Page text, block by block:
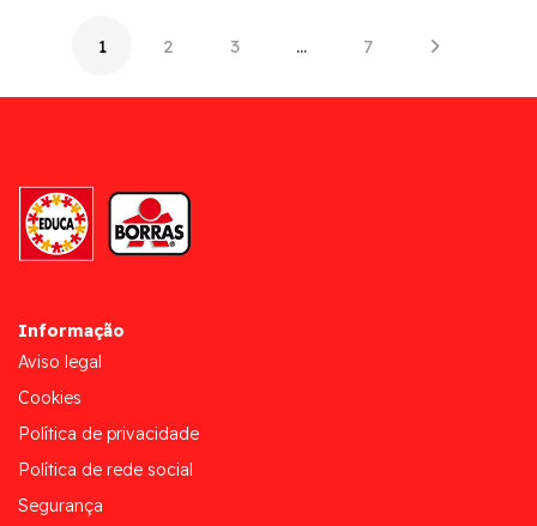
1 2 3 … 7
Informação
Aviso legal
Cookies
Política de privacidade
Política de rede social
Segurança